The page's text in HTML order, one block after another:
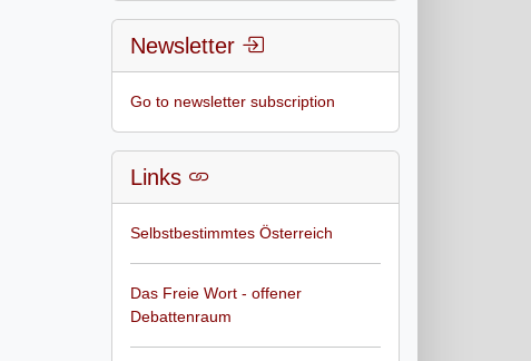
Newsletter
Go to newsletter subscription
Links
Selbstbestimmtes Österreich
Das Freie Wort - offener
Debattenraum